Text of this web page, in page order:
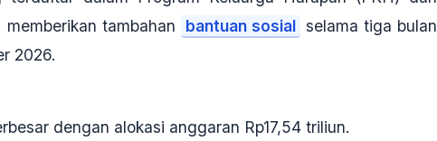
tambahan
bantuan sosial selama tiga bulan
2026.
dengan alokasi anggaran Rp17,54 triliun.